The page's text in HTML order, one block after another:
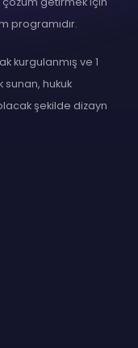
programıdır.
kurgulanmış ve 1
sunan, hukuk
şekilde dizayn